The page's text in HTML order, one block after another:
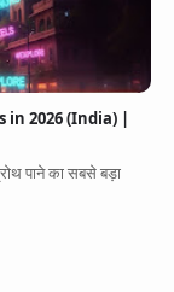
in 2026 (India) |
पाने का सबसे बड़ा